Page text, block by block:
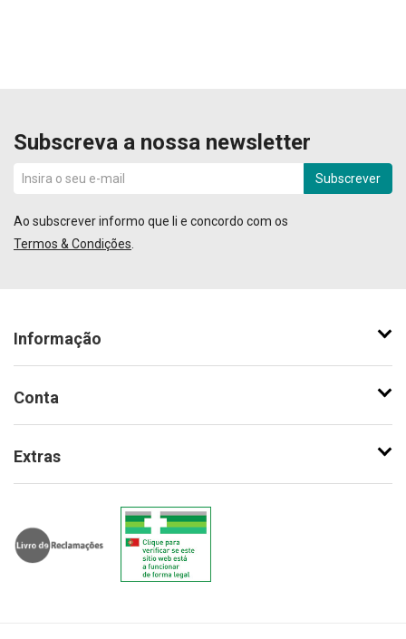
Subscreva a nossa newsletter
Subscrever
Ao subscrever informo que li e concordo com os
Termos & Condições
Informação
Conta
Extras